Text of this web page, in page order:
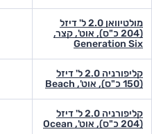
מולטיוואן 2.0 ל' דיזל
(204 כ"ס), אוט', קצר,
Generation Six
קליפורניה 2.0 ל' דיזל
(150 כ"ס), אוט', Beach
קליפורניה 2.0 ל' דיזל
(204 כ"ס), אוט', Ocean